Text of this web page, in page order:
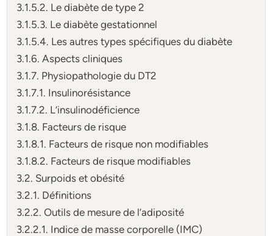
3.1.5.2. Le diabète de type 2
3.1.5.3. Le diabète gestationnel
3.1.5.4. Les autres types spécifiques du diabète
3.1.6. Aspects cliniques
3.1.7. Physiopathologie du DT2
3.1.7.1. Insulinorésistance
3.1.7.2. L’insulinodéficience
3.1.8. Facteurs de risque
3.1.8.1. Facteurs de risque non modifiables
3.1.8.2. Facteurs de risque modifiables
3.2. Surpoids et obésité
3.2.1. Définitions
3.2.2. Outils de mesure de l’adiposité
3.2.2.1. Indice de masse corporelle (IMC)